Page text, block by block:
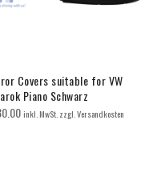
Covers suitable for VW
Piano Schwarz
inkl. MwSt. zzgl. Versandkosten